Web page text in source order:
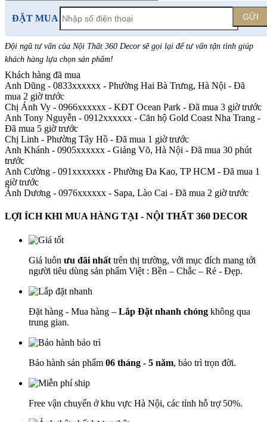
ĐẶT MUA GỬI
Đội ngũ tư vấn của Nội Thất 360 Decor sẽ gọi lại để tư vấn tận tình giúp
khách hàng lựa chọn sản phẩm!
Khách hàng đã mua
Anh Dũng - 0833xxxxxx - Phường Hai Bà Trưng, Hà Nội - Đã
mua 2 giờ trước
Chị Ánh Vy - 0966xxxxxx - KĐT Ocean Park - Đã mua 3 giờ trước
Anh Tony Nguyễn - 0912xxxxxx - Căn hộ Gold Coast Nha Trang -
Đã mua 5 giờ trước
Chị Linh - Phường Tây Hồ - Đã mua 1 giờ trước
Anh Khánh - 0905xxxxxx - Giảng Võ, Hà Nội - Đã mua 30 phút
trước
Anh Cường - 091xxxxxxx - Phường Đa Kao, TP HCM - Đã mua 1
giờ trước
Ánh Dương - 0976xxxxxx - Sapa, Lào Cai - Đã mua 2 giờ trước
LỢI ÍCH KHI MUA HÀNG TẠI - NỘI THẤT 360 DECOR
Giá luôn ưu đãi nhất trên thị trường, với mục đích mang tới
người tiêu dùng sản phẩm Việt : Bền – Chắc – Rẻ - Đẹp.
Đặt hàng - Mua hàng – Lắp Đặt nhanh chóng không qua
trung gian.
Bảo hành sản phẩm 06 tháng - 5 năm, bảo trì trọn đời.
Free vận chuyển ở khu vực Hà Nội, các tỉnh hỗ trợ 50%.